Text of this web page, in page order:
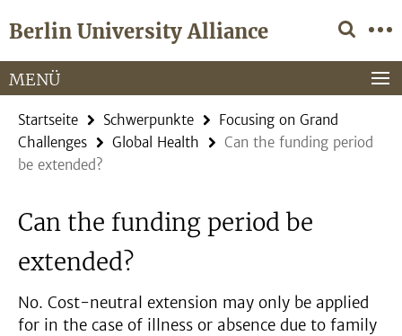
direkt
Inhalt
Berlin University Alliance
Service-
Navigation
MENÜ
Startseite Schwerpunkte
Focusing on Grand
Challenges
Global Health
Can the funding period
be extended?
Can the funding period be
extended?
No. Cost-neutral extension may only be applied
for in the case of illness or absence due to family